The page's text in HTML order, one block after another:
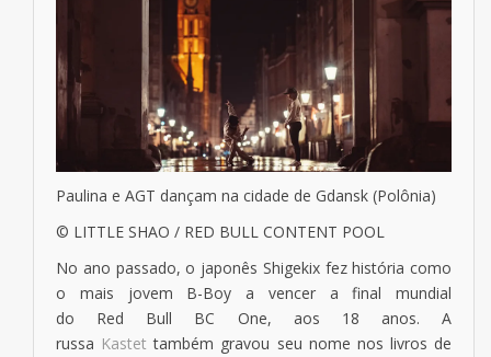
Paulina e AGT dançam na cidade de Gdansk (Polônia)
© LITTLE SHAO / RED BULL CONTENT POOL
No ano passado, o japonês Shigekix fez história como
o mais jovem B-Boy a vencer a final mundial
do Red Bull BC One, aos 18 anos. A
russa Kastet também gravou seu nome nos livros de